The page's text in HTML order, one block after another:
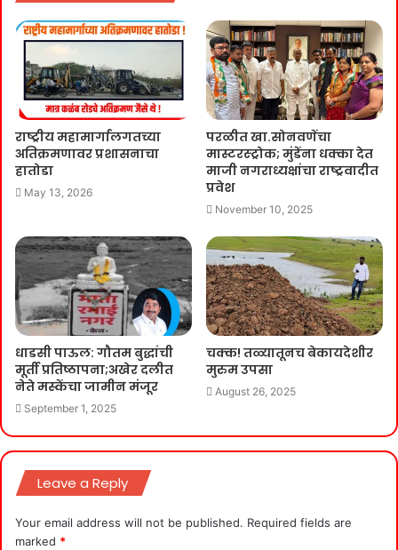
राष्ट्रीय महामार्गालगतच्या
अतिक्रमणावर प्रशासनाचा
हातोडा
May 13, 2026
परळीत खा.सोनवणेंचा
मास्टरस्ट्रोक; मुंडेंना धक्का देत
माजी नगराध्यक्षांचा राष्ट्रवादीत
प्रवेश
November 10, 2025
धाडसी पाऊल: गौतम बुद्धांची
मूर्ती प्रतिष्ठापना;अखेर दलीत
नेते मस्केंचा जामीन मंजूर
September 1, 2025
चक्क! तळ्यातूनच बेकायदेशीर
मुरुम उपसा
August 26, 2025
Leave a Reply
Your email address will not be published. Required fields are
marked *